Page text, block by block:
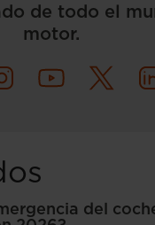
de todo el
motor.
del